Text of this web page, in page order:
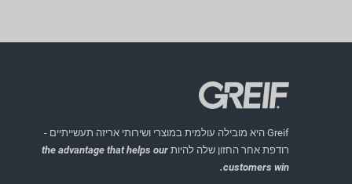
Greif היא מובילה עולמית במוצרי ושירותי אריזה תעשייתיים -
רודפת אחר החזון שלה להיות the advantage that helps our
customers win.